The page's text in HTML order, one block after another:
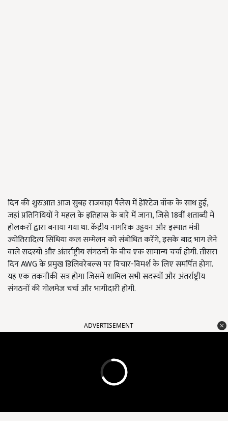
दिन की शुरुआत आज सुबह राजवाड़ा पैलेस में हेरिटेज वॉक के साथ हुई,
जहां प्रतिनिधियों ने महल के इतिहास के बारे में जाना, जिसे 18वीं शताब्दी में
होलकरों द्वारा बनाया गया था. केंद्रीय नागरिक उड्डयन और इस्पात मंत्री
ज्योतिरादित्य सिंधिया कल सम्मेलन को संबोधित करेंगे, इसके बाद भाग लेने
वाले सदस्यों और अंतर्राष्ट्रीय संगठनों के बीच एक सामान्य चर्चा होगी. तीसरा
दिन AWG के प्रमुख डिलिवरेबल्स पर विचार-विमर्श के लिए समर्पित होगा.
यह एक तकनीकी सत्र होगा जिसमें शामिल सभी सदस्यों और अंतर्राष्ट्रीय
संगठनों की गोलमेज चर्चा और भागीदारी होगी.
ADVERTISEMENT